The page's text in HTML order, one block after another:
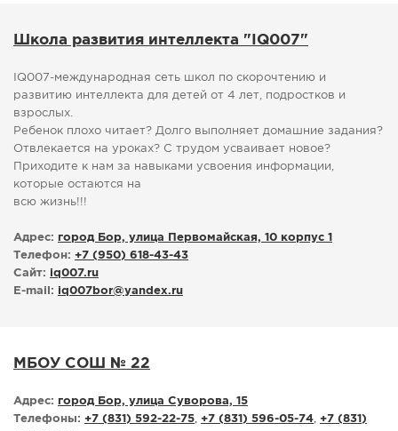
Школа развития интеллекта "IQ007"
IQ007-международная сеть школ по скорочтению и
развитию интеллекта для детей от 4 лет, подростков и
взрослых.
Ребенок плохо читает? Долго выполняет домашние задания?
Отвлекается на уроках? С трудом усваивает новое?
Приходите к нам за навыками усвоения информации,
которые остаются на
всю жизнь!!!
Адрес: город Бор, улица Первомайская, 10 корпус 1
Телефон: +7 (950) 618-43-43
Сайт: iq007.ru
E-mail: iq007bor@yandex.ru
МБОУ СОШ № 22
Адрес: город Бор, улица Суворова, 15
Телефоны: +7 (831) 592-22-75 +7 (831) 596-05-74
+7 (831)